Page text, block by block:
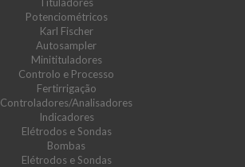
Potenciométricos
Karl Fischer
Autosampler
Minitituladores
Controlo e Processo
Fertirrigação
Controladores/Analisadores
Indicadores
Elétrodos e Sondas
Bombas
Elétrodos e Sondas